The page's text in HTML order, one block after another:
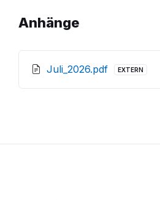
Anhänge
Juli_2026.pdf
File
EXTERN